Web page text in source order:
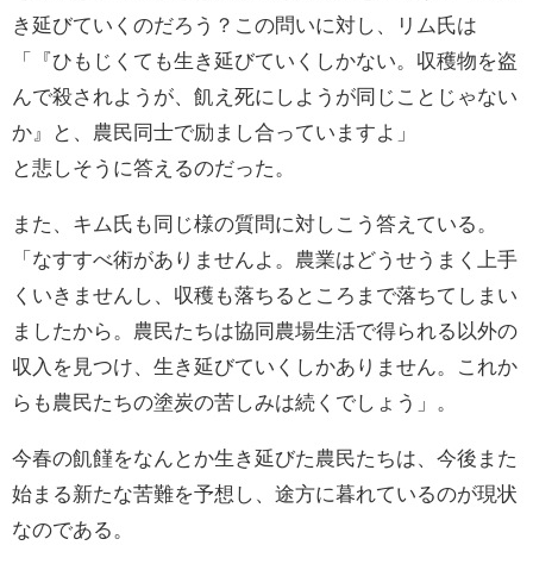
き延びていくのだろう？この問いに対し、リム氏は
「『ひもじくても生き延びていくしかない。収穫物を盗
んで殺されようが、飢え死にしようが同じことじゃない
か』と、農民同士で励まし合っていますよ」
と悲しそうに答えるのだった。
また、キム氏も同じ様の質問に対しこう答えている。
「なすすべ術がありませんよ。農業はどうせうまく上手
くいきませんし、収穫も落ちるところまで落ちてしまい
ましたから。農民たちは協同農場生活で得られる以外の
収入を見つけ、生き延びていくしかありません。これか
らも農民たちの塗炭の苦しみは続くでしょう」。
今春の飢饉をなんとか生き延びた農民たちは、今後また
始まる新たな苦難を予想し、途方に暮れているのが現状
なのである。